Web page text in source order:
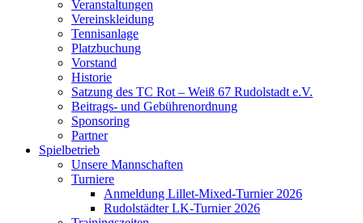
Veranstaltungen
Vereinskleidung
Tennisanlage
Platzbuchung
Vorstand
Historie
Satzung des TC Rot – Weiß 67 Rudolstadt e.V.
Beitrags- und Gebührenordnung
Sponsoring
Partner
Spielbetrieb
Unsere Mannschaften
Turniere
Anmeldung Lillet-Mixed-Turnier 2026
Rudolstädter LK-Turnier 2026